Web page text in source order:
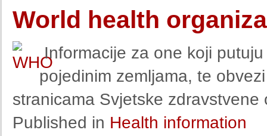
World health
Informacije za one koji
pojedinim zemljama, te
stranicama Svjetske zdravstvene
Published in Health information